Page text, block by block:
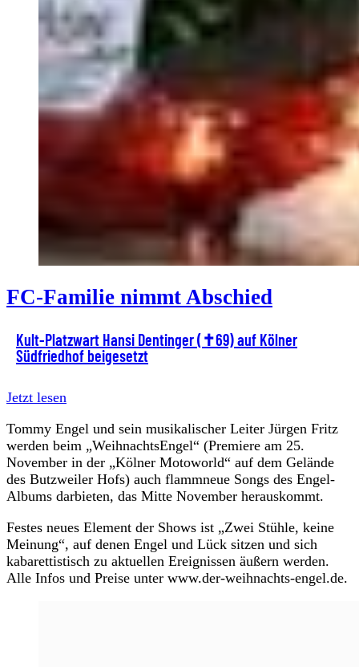
FC-Familie nimmt Abschied
Kult-Platzwart Hansi Dentinger (✝69) auf Kölner
Südfriedhof beigesetzt
Jetzt lesen
Tommy Engel und sein musikalischer Leiter Jürgen Fritz
werden beim „WeihnachtsEngel“ (Premiere am 25.
November in der „Kölner Motoworld“ auf dem Gelände
des Butzweiler Hofs) auch flammneue Songs des Engel-
Albums darbieten, das Mitte November herauskommt.
Festes neues Element der Shows ist „Zwei Stühle, keine
Meinung“, auf denen Engel und Lück sitzen und sich
kabarettistisch zu aktuellen Ereignissen äußern werden.
Alle Infos und Preise unter www.der-weihnachts-engel.de.